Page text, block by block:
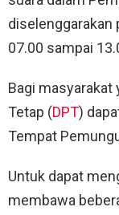
diselenggarakan
07.00 sampai
Bagi masyarakat
Tetap (DPT)
Tempat
Untuk dapat
membawa